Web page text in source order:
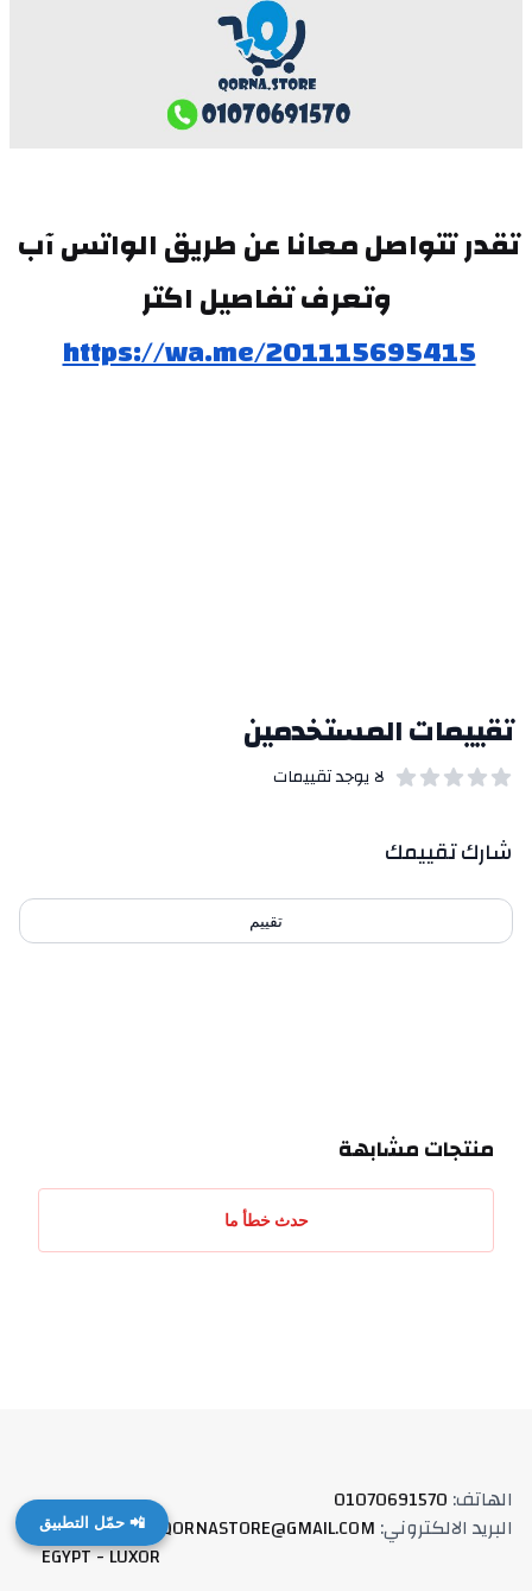
📲 حمّل التطبيق
وتعرف تفاصيل اكتر
https://wa.me/201115695415
تقييمات المستخدمين
لا يوجد تقييمات
شارك تقييمك
تقييم
منتجات مشابهة
حدث خطأ ما
الهاتف:
01070691570
البريد الالكتروني:
QORNASTORE@GMAIL.COM العنوان:
EGYPT - LUXOR